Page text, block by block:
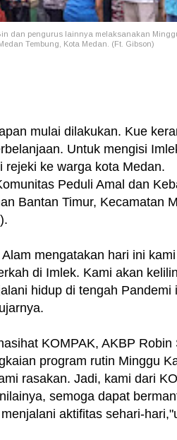
dan pengurus lainnya melaksanakan
Tembung, Kota Medan. (Ft. Gibson)
mulai dilakukan. Kue
Untuk mengisi
rejeki ke warga kota Medan.
Peduli Amal dan
Bantan Timur, Kecamatan
mengatakan hari ini
di Imlek. Kami akan
hidup di tengah Pandemi
KOMPAK, AKBP
program rutin Minggu
rasakan. Jadi, kami dari
semoga dapat
aktifitas sehari-